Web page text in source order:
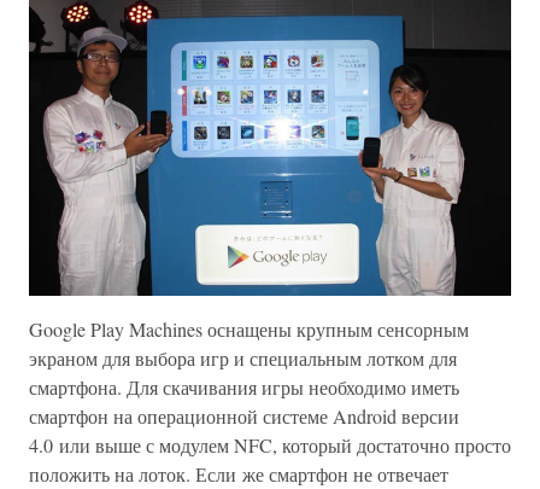
Google Play Machines оснащены крупным сенсорным
экраном для выбора игр и специальным лотком для
смартфона. Для скачивания игры необходимо иметь
смартфон на операционной системе Android версии
4.0 или выше с модулем NFC, который достаточно просто
положить на лоток. Если же смартфон не отвечает